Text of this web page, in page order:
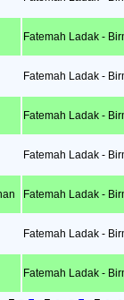
Fatemah Ladak -
Fatemah Ladak -
Fatemah Ladak -
Fatemah Ladak -
Fatemah Ladak -
Fatemah Ladak -
Fatemah Ladak -